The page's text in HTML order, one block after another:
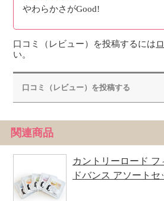
やわらかさがGood!
口コミ（レビュー）を投稿するには
い。
口コミ（レビュー）を投稿する
関連商品
カントリーロード フ
ドバンス アソートセ